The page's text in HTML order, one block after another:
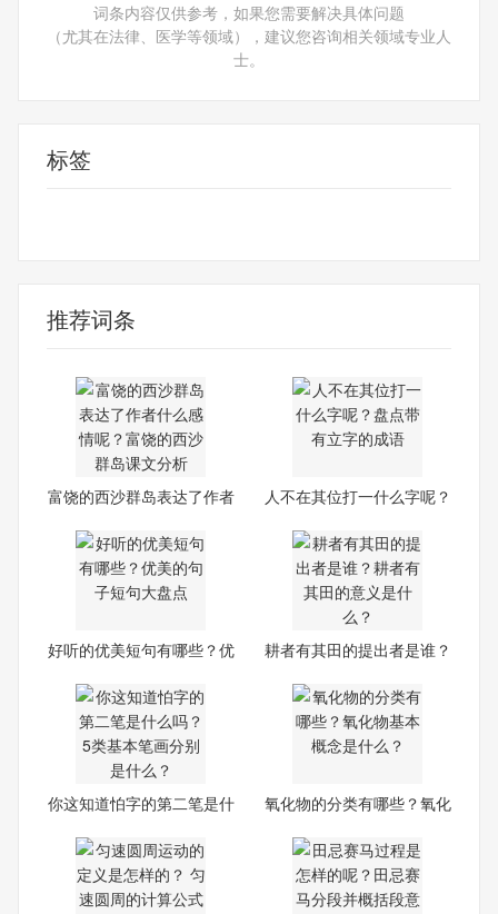
词条内容仅供参考，如果您需要解决具体问题
（尤其在法律、医学等领域），建议您咨询相关领域专业人
士。
标签
推荐词条
富饶的西沙群岛表达了作者
人不在其位打一什么字呢？
好听的优美短句有哪些？优
耕者有其田的提出者是谁？
你这知道怕字的第二笔是什
氧化物的分类有哪些？氧化